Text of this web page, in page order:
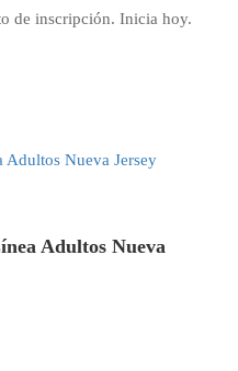
de inscripción. Inicia hoy.
Adultos Nueva